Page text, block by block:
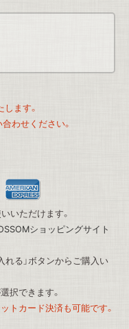
ます。
わせください。
いただけます。
ショッピングサイト
れる」ボタンからご購入い
択できます。
トカード決済も可能です。